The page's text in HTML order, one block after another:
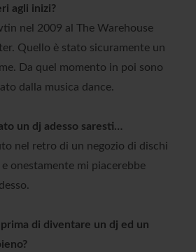
agli inizi?
nel 2009 al The Warehouse
Quello è stato sicuramente un
Da quel momento in poi sono
dalla musica dance.
un dj adesso saresti…
nel retro di un negozio di dischi
onestamente mi piacerebbe
di diventare un dj ed un